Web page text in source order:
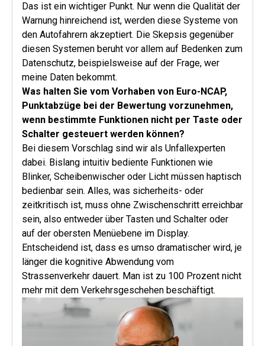
Das ist ein wichtiger Punkt. Nur wenn die Qualität der
Warnung hinreichend ist, werden diese Systeme von
den Autofahrern akzeptiert. Die Skepsis gegenüber
diesen Systemen beruht vor allem auf Bedenken zum
Datenschutz, beispielsweise auf der Frage, wer
meine Daten bekommt.
Was halten Sie vom Vorhaben von Euro-NCAP,
Punktabzüge bei der Bewertung vorzunehmen,
wenn bestimmte Funktionen nicht per Taste oder
Schalter gesteuert werden können?
Bei diesem Vorschlag sind wir als Unfallexperten
dabei. Bislang intuitiv bediente Funktionen wie
Blinker, Scheibenwischer oder Licht müssen haptisch
bedienbar sein. Alles, was sicherheits- oder
zeitkritisch ist, muss ohne Zwischenschritt erreichbar
sein, also entweder über Tasten und Schalter oder
auf der obersten Menüebene im Display.
Entscheidend ist, dass es umso dramatischer wird, je
länger die kognitive Abwendung vom
Strassenverkehr dauert. Man ist zu 100 Prozent nicht
mehr mit dem Verkehrsgeschehen beschäftigt.